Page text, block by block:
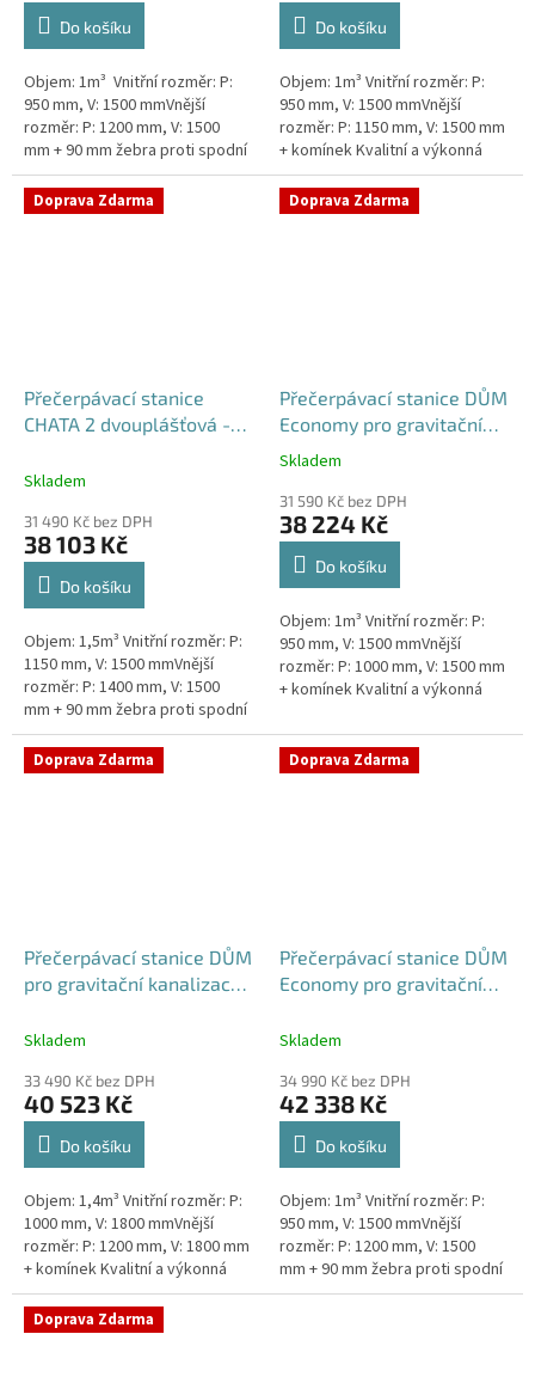
Do košíku
Objem: 1m³ Vnitřní rozměr: P:
950 mm, V: 1500 mmVnější
rozměr: P: 1200 mm, V: 1500
mm + 90 mm žebra proti spodní
vodě + komínek Levná, ale plně
funkční přečerpávací...
Do košíku
Objem: 1m³ Vnitřní rozměr: P:
950 mm, V: 1500 mmVnější
rozměr: P: 1150 mm, V: 1500 mm
+ komínek Kvalitní a výkonná
přečerpávací stanice k chatám,
chalupám a rodinným domům...
Doprava Zdarma
Přečerpávací stanice
CHATA 2 dvouplášťová -
Skladem
31 490 Kč bez DPH
38 103 Kč
Do košíku
Objem: 1,5m³ Vnitřní rozměr: P:
1150 mm, V: 1500 mmVnější
rozměr: P: 1400 mm, V: 1500
mm + 90 mm žebra proti spodní
vodě + komínek Průměr 1150
mm, vnější průměr 1400 mm,...
Doprava Zdarma
Přečerpávací stanice DŮM
Economy pro gravitační
kanalizace samonosná -
Průměrné
produktu
je
5,0
hvězdiček.
Skladem
31 590 Kč bez DPH
38 224 Kč
Do košíku
Objem: 1m³ Vnitřní rozměr: P:
950 mm, V: 1500 mmVnější
rozměr: P: 1000 mm, V: 1500 mm
+ komínek Kvalitní a výkonná
chalupám a rodinným domům...
Doprava Zdarma
Přečerpávací stanice DŮM
pro gravitační kanalizace k
Skladem
33 490 Kč bez DPH
40 523 Kč
Do košíku
Objem: 1,4m³ Vnitřní rozměr: P:
1000 mm, V: 1800 mmVnější
rozměr: P: 1200 mm, V: 1800 mm
+ komínek Kvalitní a výkonná
přečerpávací stanice k
rodinným domům,
provozovnám,...
Doprava Zdarma
Přečerpávací stanice DŮM
Economy pro gravitační
nádrž 1m3
Skladem
34 990 Kč bez DPH
42 338 Kč
Do košíku
Objem: 1m³ Vnitřní rozměr: P:
950 mm, V: 1500 mmVnější
rozměr: P: 1200 mm, V: 1500
mm + 90 mm žebra proti spodní
vodě + komínek Kvalitní a
Doprava Zdarma